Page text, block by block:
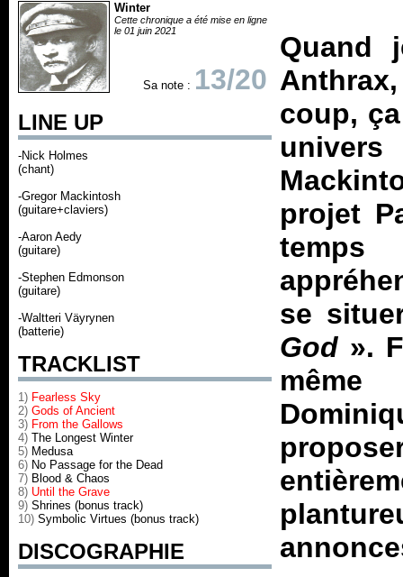
Winter
Cette chronique a été mise en ligne
le 01 juin 2021
Sa note : 13/20
LINE UP
-Nick Holmes
(chant)
-Gregor Mackintosh
(guitare+claviers)
-Aaron Aedy
(guitare)
-Stephen Edmonson
(guitare)
-Waltteri Väyrynen
(batterie)
TRACKLIST
1) Fearless Sky
2) Gods of Ancient
3) From the Gallows
4) The Longest Winter
5) Medusa
6) No Passage for the Dead
7) Blood & Chaos
8) Until the Grave
9) Shrines (bonus track)
10) Symbolic Virtues (bonus track)
DISCOGRAPHIE
coup,
projet
temps
se
God ».
même